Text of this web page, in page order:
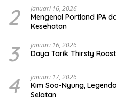
2 Januari 16, 2026
Mengenal Portland IPA
Kesehatan
3 Januari 16, 2026
Daya Tarik Thirsty
4 Januari 17, 2026
Kim Soo-Nyung,
Selatan